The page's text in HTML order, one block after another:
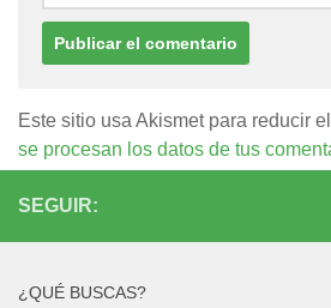
Este sitio usa Akismet para reducir
se procesan los datos de tus
SEGUIR:
¿QUÉ BUSCAS?